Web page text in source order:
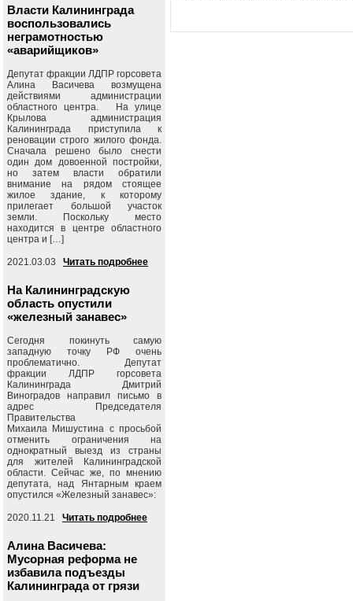
Власти Калининграда
воспользовались
неграмотностью
«аварийщиков»
Депутат фракции ЛДПР горсовета
Алина Васичева возмущена
действиями администрации
областного центра. На улице
Крылова администрация
Калининграда приступила к
реновации строго жилого фонда.
Сначала решено было снести
один дом довоенной постройки,
но затем власти обратили
внимание на рядом стоящее
жилое здание, к которому
прилегает большой участок
земли. Поскольку место
находится в центре областного
центра и […]
2021.03.03 Читать подробнее
На Калининградскую
область опустили
«железный занавес»
Сегодня покинуть самую
западную точку РФ очень
проблематично. Депутат
фракции ЛДПР горсовета
Калининграда Дмитрий
Виноградов направил письмо в
адрес Председателя
Правительства
Михаила Мишустина с просьбой
отменить ограничения на
однократный выезд из страны
для жителей Калининградской
области. Сейчас же, по мнению
депутата, над Янтарным краем
опустился «Железный занавес»:
2020.11.21 Читать подробнее
Алина Васичева:
Мусорная реформа не
избавила подъезды
Калининграда от грязи